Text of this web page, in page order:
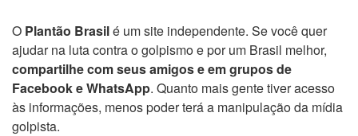
O Plantão Brasilé um site independente. Se você quer
ajudar na luta contra o golpismo e por um Brasil melhor,
compartilhe com seus amigos e em grupos de
Facebook e WhatsApp. Quanto mais gente tiver acesso
às informações, menos poder terá a manipulação da mídia
golpista.